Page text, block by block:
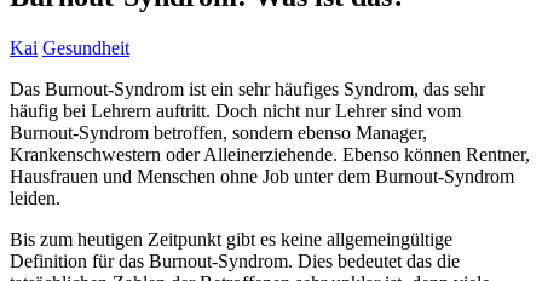
Kai Gesundheit
Das Burnout-Syndrom ist ein sehr häufiges Syndrom, das sehr
häufig bei Lehrern auftritt. Doch nicht nur Lehrer sind vom
Burnout-Syndrom betroffen, sondern ebenso Manager,
Krankenschwestern oder Alleinerziehende. Ebenso können Rentner,
Hausfrauen und Menschen ohne Job unter dem Burnout-Syndrom
leiden.
Bis zum heutigen Zeitpunkt gibt es keine allgemeingültige
Definition für das Burnout-Syndrom. Dies bedeutet das die